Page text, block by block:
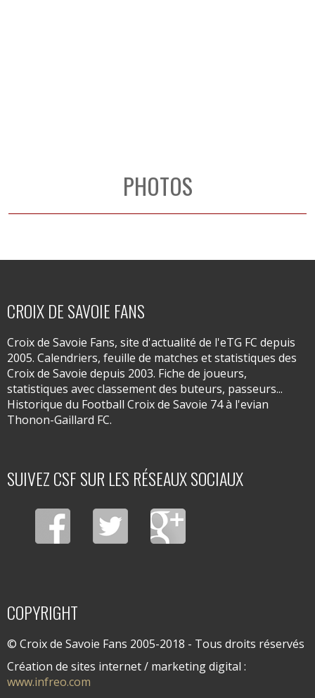
PHOTOS
CROIX DE SAVOIE FANS
Croix de Savoie Fans, site d'actualité de l'eTG FC depuis
2005. Calendriers, feuille de matches et statistiques des
Croix de Savoie depuis 2003. Fiche de joueurs,
statistiques avec classement des buteurs, passeurs...
Historique du Football Croix de Savoie 74 à l'evian
Thonon-Gaillard FC.
SUIVEZ CSF SUR LES RÉSEAUX SOCIAUX
COPYRIGHT
© Croix de Savoie Fans 2005-2018 - Tous droits réservés
Création de sites internet / marketing digital :
www.infreo.com